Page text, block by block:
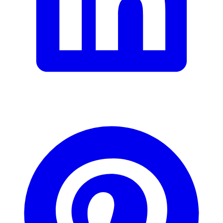
Signaler une erreur
Adresse e-mail (facultatif)
Signaler des données erronées